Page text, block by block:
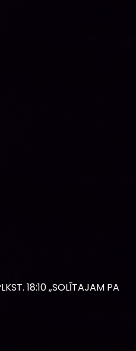
18:10 „SOLĪTAJAM PA